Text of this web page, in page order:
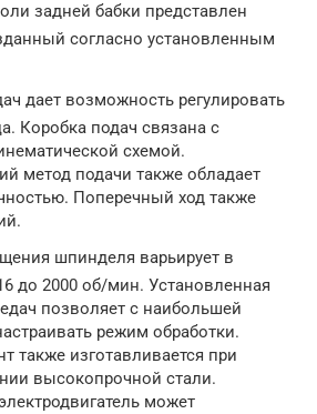
задней бабки представлен
согласно установленным
дает возможность регулировать
Коробка подач связана с
схемой.
метод подачи также обладает
Поперечный ход также
шпинделя варьирует в
до 2000 об/мин. Установленная
позволяет с наибольшей
режим обработки.
также изготавливается при
высокопрочной стали.
может